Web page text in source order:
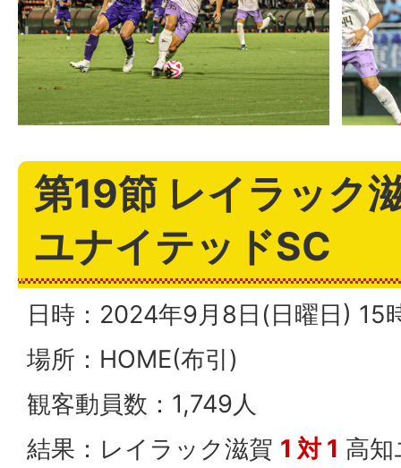
第19節 レイラック
ユナイテッドSC
日時：2024年9月8日(日曜日) 15
場所：HOME(布引)
観客動員数：1,749人
結果：レイラック滋賀 1 対 1 高